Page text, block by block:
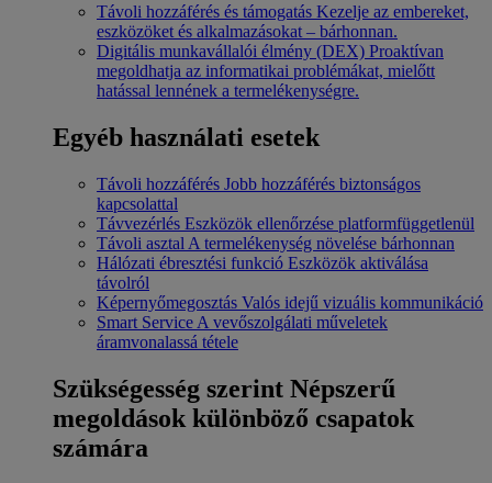
Távoli hozzáférés és támogatás Kezelje az embereket,
eszközöket és alkalmazásokat – bárhonnan.
Digitális munkavállalói élmény (DEX) Proaktívan
megoldhatja az informatikai problémákat, mielőtt
hatással lennének a termelékenységre.
Egyéb használati esetek
Távoli hozzáférés Jobb hozzáférés biztonságos
kapcsolattal
Távvezérlés Eszközök ellenőrzése platformfüggetlenül
Távoli asztal A termelékenység növelése bárhonnan
Hálózati ébresztési funkció Eszközök aktiválása
távolról
Képernyőmegosztás Valós idejű vizuális kommunikáció
Smart Service A vevőszolgálati műveletek
áramvonalassá tétele
Szükségesség szerint Népszerű
megoldások különböző csapatok
számára